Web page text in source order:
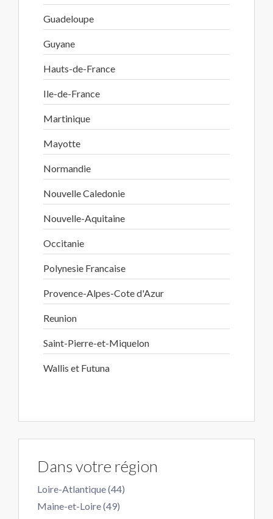
Guadeloupe
Guyane
Hauts-de-France
Ile-de-France
Martinique
Mayotte
Normandie
Nouvelle Caledonie
Nouvelle-Aquitaine
Occitanie
Polynesie Francaise
Provence-Alpes-Cote d'Azur
Reunion
Saint-Pierre-et-Miquelon
Wallis et Futuna
Dans votre région
Loire-Atlantique (44)
Maine-et-Loire (49)